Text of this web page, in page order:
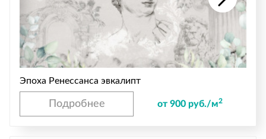
Эпоха Ренессанса эвкалипт
Подробнее от 900 руб./м2